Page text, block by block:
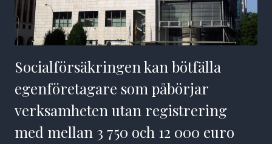
Socialförsäkringen kan bötfälla
egenföretagare som påbörjar
verksamheten utan registrering
med mellan 3 750 och 12 000 euro